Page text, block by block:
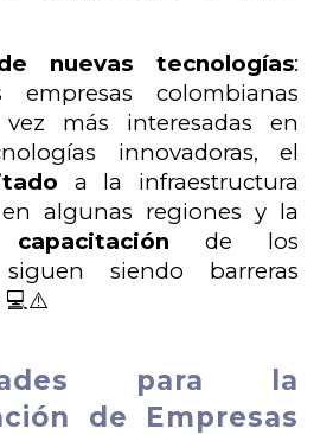
nuevas tecnologías:
empresas colombianas
más interesadas en
innovadoras, el
a la infraestructura
algunas regiones y la
de los
siendo barreras
💻⚠️
para la
de Empresas